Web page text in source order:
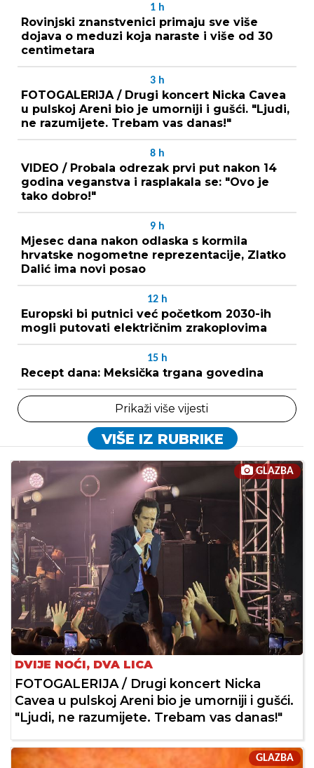
1 h
Rovinjski znanstvenici primaju sve više
dojava o meduzi koja naraste i više od 30
centimetara
3 h
FOTOGALERIJA / Drugi koncert Nicka Cavea
u pulskoj Areni bio je umorniji i gušći. "Ljudi,
ne razumijete. Trebam vas danas!"
8 h
VIDEO / Probala odrezak prvi put nakon 14
godina veganstva i rasplakala se: "Ovo je
tako dobro!"
9 h
Mjesec dana nakon odlaska s kormila
hrvatske nogometne reprezentacije, Zlatko
Dalić ima novi posao
12 h
Europski bi putnici već početkom 2030-ih
mogli putovati električnim zrakoplovima
15 h
Recept dana: Meksička trgana govedina
Prikaži više vijesti
VIŠE IZ RUBRIKE
GLAZBA
DVIJE NOĆI, DVA LICA
FOTOGALERIJA / Drugi koncert Nicka
Cavea u pulskoj Areni bio je umorniji i gušći.
"Ljudi, ne razumijete. Trebam vas danas!"
GLAZBA